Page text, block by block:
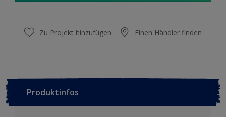
Zu Projekt hinzufügen Einen Händler finden
Produktinfos